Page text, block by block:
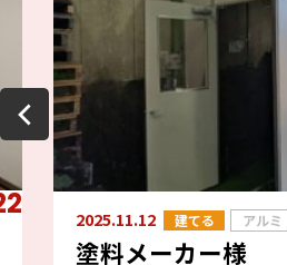
2025.11.12 建てる アルミ
塗料メーカー様